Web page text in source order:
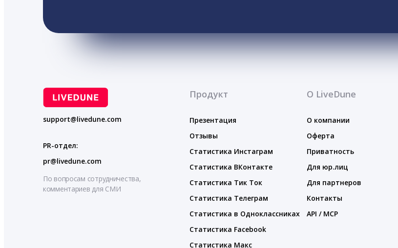
support@livedune.com
PR-отдел:
pr@livedune.com
По вопросам сотрудничества,
комментариев для СМИ
Продукт
Презентация
Отзывы
Статистика Инстаграм
Статистика ВКонтакте
Статистика Тик Ток
Статистика Телеграм
Статистика в Одноклассниках
Статистика Facebook
Статистика Макс
О LiveDune
О компании
Оферта
Приватность
Для юр.лиц
Для партнеров
Контакты
API / MCP